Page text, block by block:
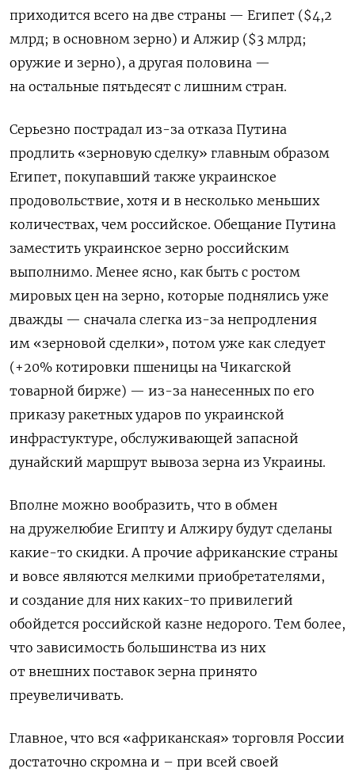
приходится всего на две страны — Египет ($4,2
млрд; в основном зерно) и Алжир ($3 млрд;
оружие и зерно), а другая половина —
на остальные пятьдесят с лишним стран.
Серьезно пострадал из-за отказа Путина
продлить «зерновую сделку» главным образом
Египет, покупавший также украинское
продовольствие, хотя и в несколько меньших
количествах, чем российское. Обещание Путина
заместить украинское зерно российским
выполнимо. Менее ясно, как быть с ростом
мировых цен на зерно, которые поднялись уже
дважды — сначала слегка из-за непродления
им «зерновой сделки», потом уже как следует
(+20% котировки пшеницы на Чикагской
товарной бирже) — из-за нанесенных по его
приказу ракетных ударов по украинской
инфрастуктуре, обслуживающей запасной
дунайский маршрут вывоза зерна из Украины.
Вполне можно вообразить, что в обмен
на дружелюбие Египту и Алжиру будут сделаны
какие-то скидки. А прочие африканские страны
и вовсе являются мелкими приобретателями,
и создание для них каких-то привилегий
обойдется российской казне недорого. Тем более,
что зависимость большинства из них
от внешних поставок зерна принято
преувеличивать.
Главное, что вся «африканская» торговля России
достаточно скромна и – при всей своей